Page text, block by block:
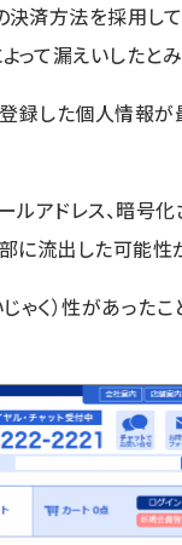
済方法を採用して
て漏えいしたとみ
登録した個人情報
ルアドレス、暗号
に流出した可能性
ゃく）性があった